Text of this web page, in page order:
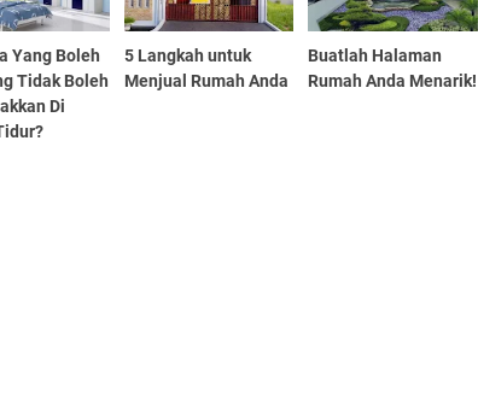
Yang Boleh
Tidak Boleh
Di
5 Langkah untuk
Menjual Rumah Anda
Buatlah Halaman
Rumah Anda Menarik!